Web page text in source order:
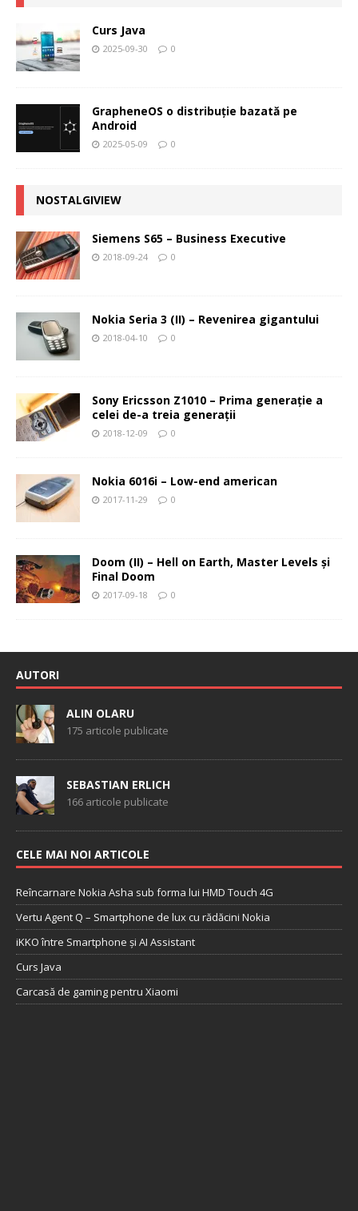
Curs Java
2025-09-30 0
GrapheneOS o distribuție bazată pe
Android
2025-05-09 0
NOSTALGIVIEW
Siemens S65 – Business Executive
2018-09-24 0
Nokia Seria 3 (II) – Revenirea gigantului
2018-04-10 0
Sony Ericsson Z1010 – Prima generaţie a
celei de-a treia generaţii
2018-12-09 0
Nokia 6016i – Low-end american
2017-11-29 0
Doom (II) – Hell on Earth, Master Levels şi
Final Doom
2017-09-18 0
AUTORI
ALIN OLARU
175 articole publicate
SEBASTIAN ERLICH
166 articole publicate
CELE MAI NOI ARTICOLE
Reîncarnare Nokia Asha sub forma lui HMD Touch 4G
Vertu Agent Q – Smartphone de lux cu rădăcini Nokia
iKKO între Smartphone și AI Assistant
Curs Java
Carcasă de gaming pentru Xiaomi